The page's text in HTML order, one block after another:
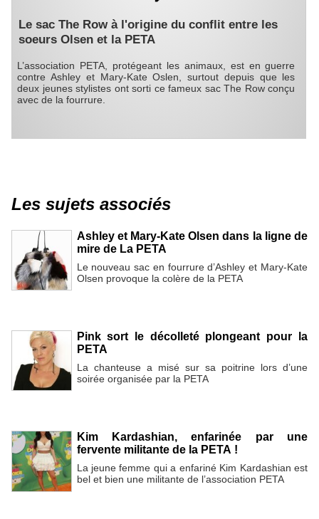
Le sac The Row à l'origine du conflit entre les
soeurs Olsen et la PETA
L’association PETA, protégeant les animaux, est en guerre
contre Ashley et Mary-Kate Oslen, surtout depuis que les
deux jeunes stylistes ont sorti ce fameux sac The Row conçu
avec de la fourrure.
Les sujets associés
Ashley et Mary-Kate Olsen dans la ligne de
mire de La PETA
Le nouveau sac en fourrure d’Ashley et Mary-Kate
Olsen provoque la colère de la PETA
Pink sort le décolleté plongeant pour la
PETA
La chanteuse a misé sur sa poitrine lors d’une
soirée organisée par la PETA
Kim Kardashian, enfarinée par une
fervente militante de la PETA !
La jeune femme qui a enfariné Kim Kardashian est
bel et bien une militante de l’association PETA